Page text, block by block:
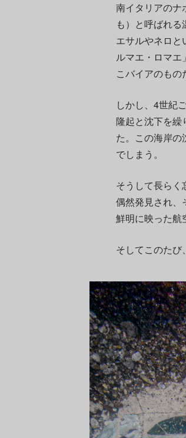
南イタリアのナ
も）と呼ばれる
エサルやネロ
ルマエ・ロマエ
こバイアのもの
しかし、4世紀
隆起と沈下を繰
た。この海岸
でしまう。
そうして長ら
偶然発見され、
鮮明に映った航
そしてこのたび